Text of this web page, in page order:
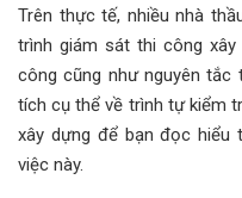
Trên thực tế, nhiều nhà
trình giám sát thi công
công cũng như nguyên tắc
tích cụ thể về trình tự kiểm
xây dựng để bạn đọc hiểu
việc này.